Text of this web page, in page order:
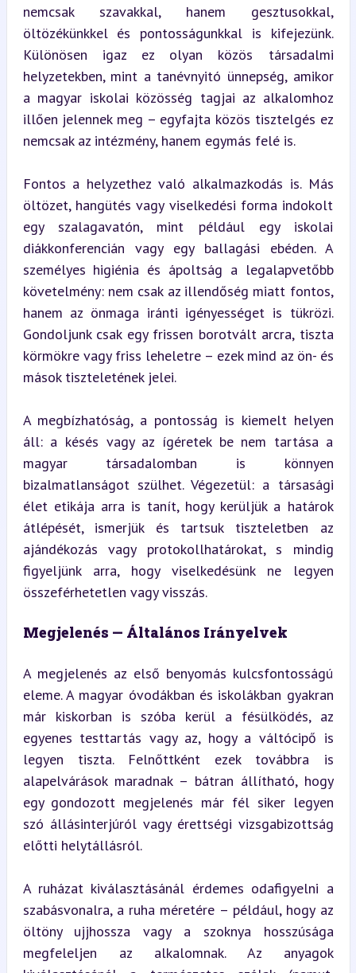
nemcsak szavakkal, hanem gesztusokkal,
öltözékünkkel és pontosságunkkal is kifejezünk.
Különösen igaz ez olyan közös társadalmi
helyzetekben, mint a tanévnyitó ünnepség, amikor
a magyar iskolai közösség tagjai az alkalomhoz
illően jelennek meg – egyfajta közös tisztelgés ez
nemcsak az intézmény, hanem egymás felé is.
Fontos a helyzethez való alkalmazkodás is. Más
öltözet, hangütés vagy viselkedési forma indokolt
egy szalagavatón, mint például egy iskolai
diákkonferencián vagy egy ballagási ebéden. A
személyes higiénia és ápoltság a legalapvetőbb
követelmény: nem csak az illendőség miatt fontos,
hanem az önmaga iránti igényességet is tükrözi.
Gondoljunk csak egy frissen borotvált arcra, tiszta
körmökre vagy friss leheletre – ezek mind az ön- és
mások tiszteletének jelei.
A megbízhatóság, a pontosság is kiemelt helyen
áll: a késés vagy az ígéretek be nem tartása a
magyar társadalomban is könnyen
bizalmatlanságot szülhet. Végezetül: a társasági
élet etikája arra is tanít, hogy kerüljük a határok
átlépését, ismerjük és tartsuk tiszteletben az
ajándékozás vagy protokollhatárokat, s mindig
figyeljünk arra, hogy viselkedésünk ne legyen
összeférhetetlen vagy visszás.
Megjelenés — Általános Irányelvek
A megjelenés az első benyomás kulcsfontosságú
eleme. A magyar óvodákban és iskolákban gyakran
már kiskorban is szóba kerül a fésülködés, az
egyenes testtartás vagy az, hogy a váltócipő is
legyen tiszta. Felnőttként ezek továbbra is
alapelvárások maradnak – bátran állítható, hogy
egy gondozott megjelenés már fél siker legyen
szó állásinterjúról vagy érettségi vizsgabizottság
előtti helytállásról.
A ruházat kiválasztásánál érdemes odafigyelni a
szabásvonalra, a ruha méretére – például, hogy az
öltöny ujjhossza vagy a szoknya hosszúsága
megfeleljen az alkalomnak. Az anyagok